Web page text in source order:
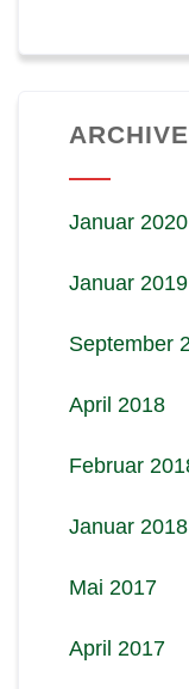
Januar 2020
Januar 2019
September
April 2018
Februar
Januar 2018
Mai 2017
April 2017